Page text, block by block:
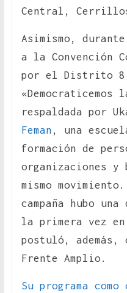
Central,
Asimismo,
a la Convención
por el Distrito 8
«Democraticemos
respaldada por
Feman , una
formación de
organizaciones
mismo
campaña hubo
la primera vez en
postuló, además,
Frente Amplio.
Su programa